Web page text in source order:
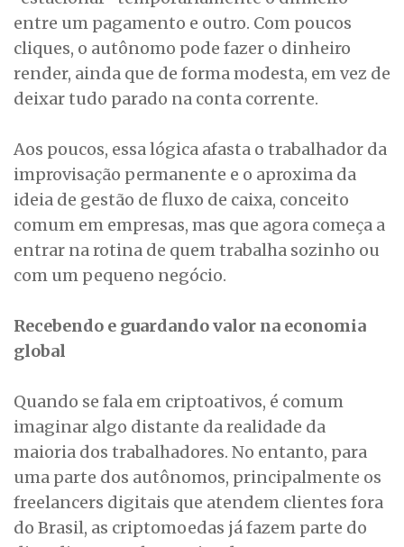
entre um pagamento e outro. Com poucos
cliques, o autônomo pode fazer o dinheiro
render, ainda que de forma modesta, em vez de
deixar tudo parado na conta corrente.
Aos poucos, essa lógica afasta o trabalhador da
improvisação permanente e o aproxima da
ideia de gestão de fluxo de caixa, conceito
comum em empresas, mas que agora começa a
entrar na rotina de quem trabalha sozinho ou
com um pequeno negócio.
Recebendo e guardando valor na economia
global
Quando se fala em criptoativos, é comum
imaginar algo distante da realidade da
maioria dos trabalhadores. No entanto, para
uma parte dos autônomos, principalmente os
freelancers digitais que atendem clientes fora
do Brasil, as criptomoedas já fazem parte do